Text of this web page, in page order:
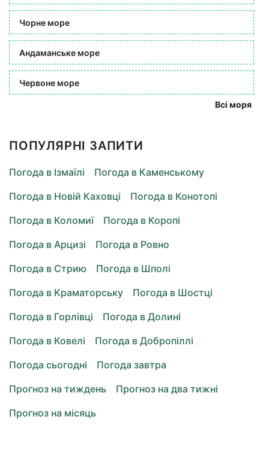
Чорне море
Андаманське море
Червоне море
Всі моря
ПОПУЛЯРНІ ЗАПИТИ
Погода в Ізмаїлі
Погода в Каменському
Погода в Новій Каховці
Погода в Конотопі
Погода в Коломиї
Погода в Коропі
Погода в Арцизі
Погода в Ровно
Погода в Стрию
Погода в Шполі
Погода в Краматорську
Погода в Шостці
Погода в Горлівці
Погода в Долині
Погода в Ковелі
Погода в Добропіллі
Погода сьогодні
Погода завтра
Прогноз на тиждень
Прогноз на два тижні
Прогноз на місяць